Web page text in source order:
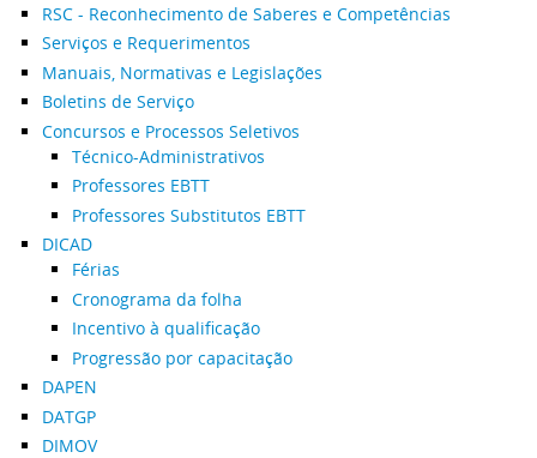
RSC - Reconhecimento de Saberes e Competências
Serviços e Requerimentos
Manuais, Normativas e Legislações
Boletins de Serviço
Concursos e Processos Seletivos
Técnico-Administrativos
Professores EBTT
Professores Substitutos EBTT
DICAD
Férias
Cronograma da folha
Incentivo à qualificação
Progressão por capacitação
DAPEN
DATGP
DIMOV